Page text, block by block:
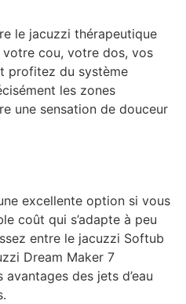
le jacuzzi thérapeutique
cou, votre dos, vos
profitez du système
les zones
une sensation de douceur
excellente option si vous
coût qui s’adapte à peu
entre le jacuzzi Softub
Dream Maker 7
des jets d’eau